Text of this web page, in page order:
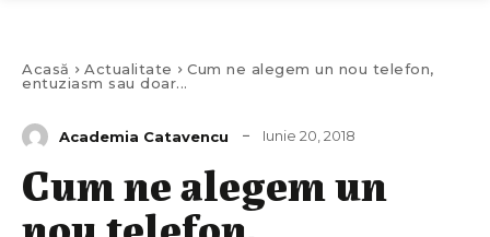
Acasă Actualitate
Cum ne alegem un nou telefon,
entuziasm sau doar...
Academia Catavencu Iunie 20, 2018
Cum ne alegem un